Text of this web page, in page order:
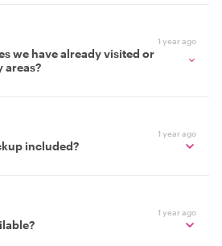
1 year ago
we have already visited or
areas?
1 year ago
included?
1 year ago